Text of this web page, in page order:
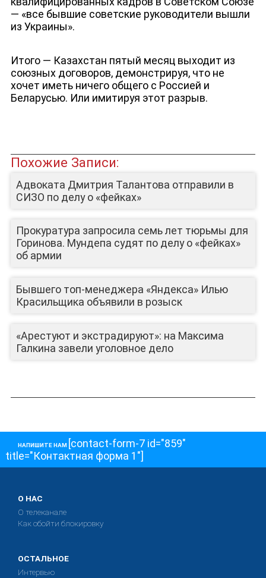
— «все бывшие советские руководители вышли
из Украины».
Итого — Казахстан пятый месяц выходит из
союзных договоров, демонстрируя, что не
хочет иметь ничего общего с Россией и
Беларусью. Или имитируя этот разрыв.
Похожие Записи:
Адвоката Дмитрия Талантова отправили в
СИЗО по делу о «фейках»
Прокуратура запросила семь лет тюрьмы для
Горинова. Мундепа судят по делу о «фейках»
об армии
Бывшего топ-менеджера «Яндекса» Илью
Красильщика объявили в розыск
«Арестуют и экстрадируют»: на Максима
Галкина завели уголовное дело
О НАС
О телеканале
Как обойти блокировку
ОСТАЛЬНОЕ
Интервью
НАПИШИТЕ НАМ [contact-form-7 id="859"
title="Контактная форма 1"]